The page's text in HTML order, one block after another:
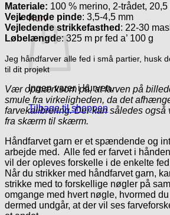
Kurv
Ingen varer i kurven.
Tilbage til shoppen
Materiale: 100 % merino, 2-trådet, 20,5
Vejledende pinde: 3,5-4,5 mm
Vejledende strikkefasthed : 22-30
Løbelængde: 325 m pr fed a’ 100 g
Jeg håndfarver alle fed i små partier, husk
til dit projekt
Vær opmærksom på, at farven på
smule fra virkeligheden, da det
farvekalibrering. Der kan således
fra skærm til skærm.
Håndfarvet garn er et spændende og
arbejde med. Alle fed er farvet i
vil der opleves forskelle i de enkelte
Når du strikker med håndfarvet garn,
strikke med to forskellige nøgler på
omgange med hvert nøgle, hvormed
dermed undgår, at der vil ses